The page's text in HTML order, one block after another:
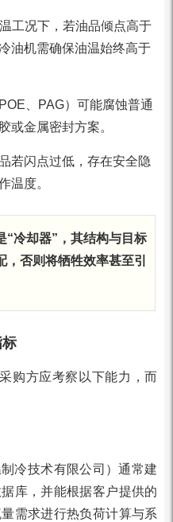
温工况下，若油品倾点高于
油机需确保油温始终高于
、PAG）可能腐蚀普通
或金属密封方案。
若闪点过低，存在安全隐
温度。
“冷却器”，其结构与目标
否则将牺牲效率甚至引
购方应考察以下能力，而
冷技术有限公司）通常建
库，并能根据客户提供的
需求进行热负荷计算与系